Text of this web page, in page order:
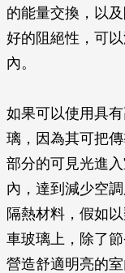
的能量交換，以
好的阻絕性，可
內。
如果可以使用具
璃，因為其可把
部分的可見光進
內，達到減少空
隔熱材料，假如
車玻璃上，除了
營造舒適明亮的